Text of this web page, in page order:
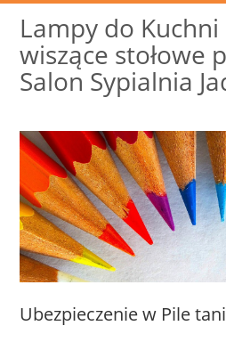
Lampy do Kuchni
wiszące stołowe
Salon Sypialnia
Ubezpieczenie w Pile